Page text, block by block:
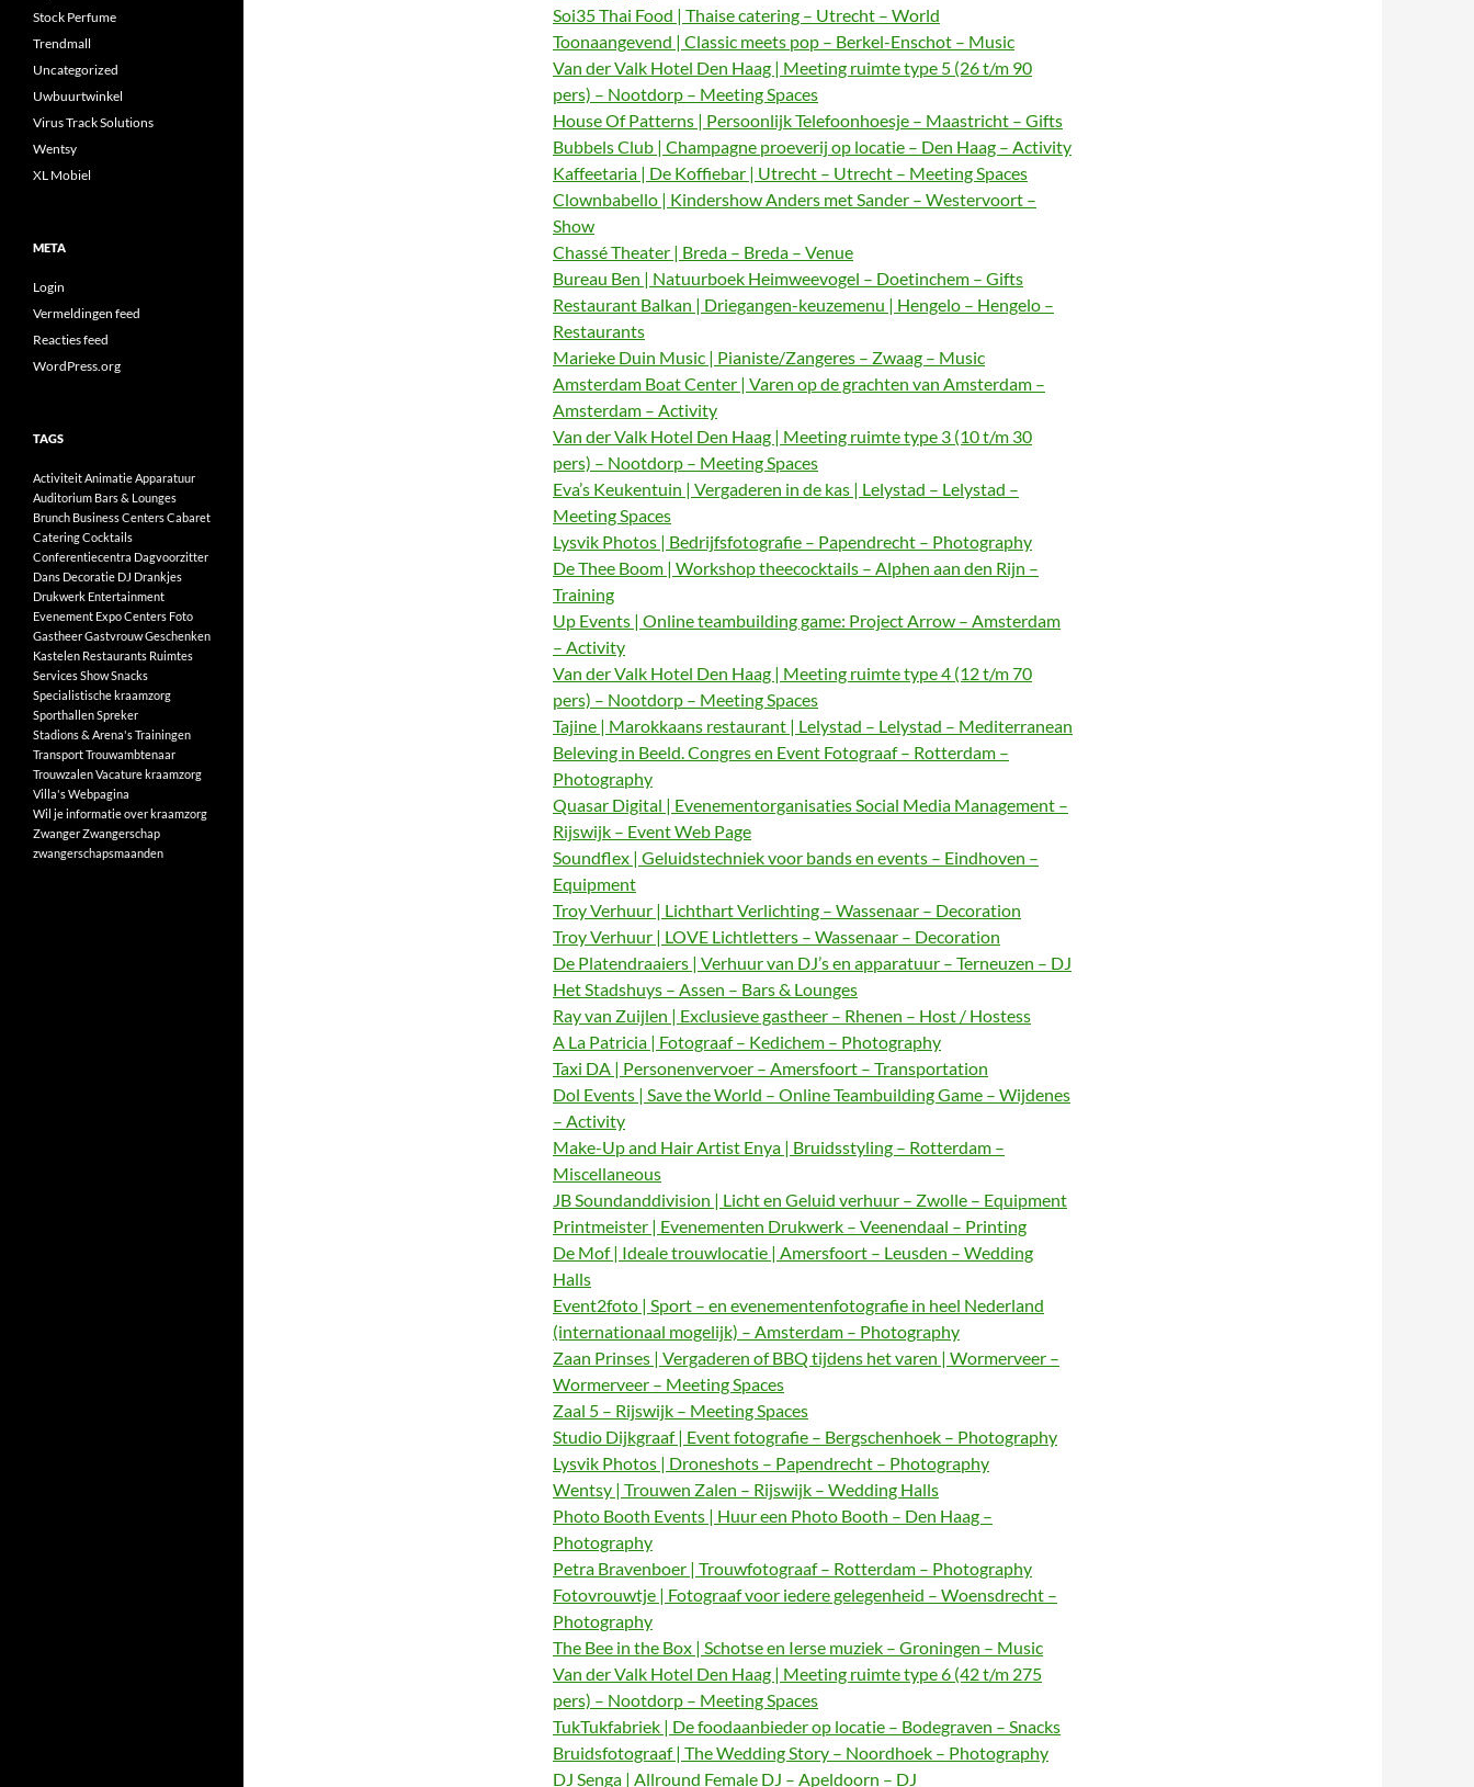
Soi35 Thai Food | Thaise catering – Utrecht – World
Toonaangevend | Classic meets pop – Berkel-Enschot – Music
Van der Valk Hotel Den Haag | Meeting ruimte type 5 (26 t/m 90
pers) – Nootdorp – Meeting Spaces
House Of Patterns | Persoonlijk Telefoonhoesje – Maastricht – Gifts
Bubbels Club | Champagne proeverij op locatie – Den Haag – Activity
Kaffeetaria | De Koffiebar | Utrecht – Utrecht – Meeting Spaces
Clownbabello | Kindershow Anders met Sander – Westervoort –
Show
Chassé Theater | Breda – Breda – Venue
Bureau Ben | Natuurboek Heimweevogel – Doetinchem – Gifts
Restaurant Balkan | Driegangen-keuzemenu | Hengelo – Hengelo –
Restaurants
Marieke Duin Music | Pianiste/Zangeres – Zwaag – Music
Amsterdam Boat Center | Varen op de grachten van Amsterdam –
Amsterdam – Activity
Van der Valk Hotel Den Haag | Meeting ruimte type 3 (10 t/m 30
pers) – Nootdorp – Meeting Spaces
Eva’s Keukentuin | Vergaderen in de kas | Lelystad – Lelystad –
Meeting Spaces
Lysvik Photos | Bedrijfsfotografie – Papendrecht – Photography
De Thee Boom | Workshop theecocktails – Alphen aan den Rijn –
Training
Up Events | Online teambuilding game: Project Arrow – Amsterdam
– Activity
Van der Valk Hotel Den Haag | Meeting ruimte type 4 (12 t/m 70
pers) – Nootdorp – Meeting Spaces
Tajine | Marokkaans restaurant | Lelystad – Lelystad – Mediterranean
Beleving in Beeld. Congres en Event Fotograaf – Rotterdam –
Photography
Quasar Digital | Evenementorganisaties Social Media Management –
Rijswijk – Event Web Page
Soundflex | Geluidstechniek voor bands en events – Eindhoven –
Equipment
Troy Verhuur | Lichthart Verlichting – Wassenaar – Decoration
Troy Verhuur | LOVE Lichtletters – Wassenaar – Decoration
De Platendraaiers | Verhuur van DJ’s en apparatuur – Terneuzen – DJ
Het Stadshuys – Assen – Bars & Lounges
Ray van Zuijlen | Exclusieve gastheer – Rhenen – Host / Hostess
A La Patricia | Fotograaf – Kedichem – Photography
Taxi DA | Personenvervoer – Amersfoort – Transportation
Dol Events | Save the World – Online Teambuilding Game – Wijdenes
– Activity
Make-Up and Hair Artist Enya | Bruidsstyling – Rotterdam –
Miscellaneous
JB Soundanddivision | Licht en Geluid verhuur – Zwolle – Equipment
Printmeister | Evenementen Drukwerk – Veenendaal – Printing
De Mof | Ideale trouwlocatie | Amersfoort – Leusden – Wedding
Halls
Event2foto | Sport – en evenementenfotografie in heel Nederland
(internationaal mogelijk) – Amsterdam – Photography
Zaan Prinses | Vergaderen of BBQ tijdens het varen | Wormerveer –
Wormerveer – Meeting Spaces
Zaal 5 – Rijswijk – Meeting Spaces
Studio Dijkgraaf | Event fotografie – Bergschenhoek – Photography
Lysvik Photos | Droneshots – Papendrecht – Photography
Wentsy | Trouwen Zalen – Rijswijk – Wedding Halls
Photo Booth Events | Huur een Photo Booth – Den Haag –
Photography
Petra Bravenboer | Trouwfotograaf – Rotterdam – Photography
Fotovrouwtje | Fotograaf voor iedere gelegenheid – Woensdrecht –
Photography
The Bee in the Box | Schotse en Ierse muziek – Groningen – Music
Van der Valk Hotel Den Haag | Meeting ruimte type 6 (42 t/m 275
pers) – Nootdorp – Meeting Spaces
TukTukfabriek | De foodaanbieder op locatie – Bodegraven – Snacks
Bruidsfotograaf | The Wedding Story – Noordhoek – Photography
DJ Senga | Allround Female DJ – Apeldoorn – DJ
Stock Perfume
Trendmall
Uncategorized
Uwbuurtwinkel
Virus Track Solutions
Wentsy
XL Mobiel
META
Login
Vermeldingen feed
Reacties feed
WordPress.org
TAGS
ActiviteitAnimatieApparatuur
Auditorium Bars & Lounges
Brunch Business CentersCabaret
CateringCocktails
Conferentiecentra Dagvoorzitter
Dans Decoratie DJ Drankjes
Drukwerk Entertainment
Evenement Expo Centers Foto
GastheerGastvrouwGeschenken
Kastelen Restaurants Ruimtes
ServicesShowSnacks
Specialistische kraamzorg
SporthallenSpreker
Stadions & Arena'sTrainingen
TransportTrouwambtenaar
TrouwzalenVacature kraamzorg
Villa'sWebpagina
Wil je informatie over kraamzorg
ZwangerZwangerschap
zwangerschapsmaanden